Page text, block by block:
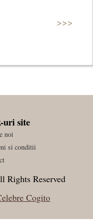
>>>
uri site
noi
si conditii
Rights Reserved
Cogito